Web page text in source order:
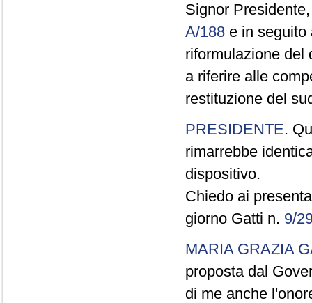
Signor
A/188 e in seguito
riformulazione del
a riferire alle
restituzione del
PRESIDENTE.
rimarrebbe
dispositivo.
Chiedo ai
giorno Gatti n. 9/
MARIA GRAZIA
proposta dal
di me anche